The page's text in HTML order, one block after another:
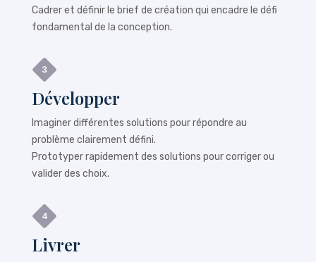
Cadrer et définir le brief de création qui encadre le défi
fondamental de la conception.
Développer
Imaginer différentes solutions pour répondre au
problème clairement défini.
Prototyper rapidement des solutions pour corriger ou
valider des choix.
Livrer